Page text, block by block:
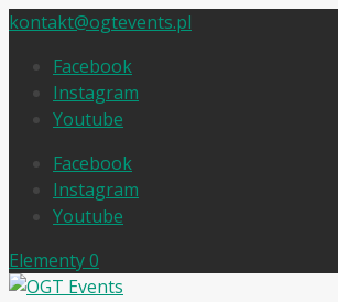
kontakt@ogtevents.pl
Facebook
Instagram
Youtube
Facebook
Instagram
Youtube
Elementy 0